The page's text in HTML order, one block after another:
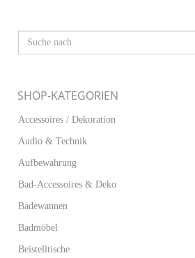
SHOP-KATEGORIEN
Accessoires / Dekoration
Audio & Technik
Aufbewahrung
Bad-Accessoires & Deko
Badewannen
Badmöbel
Beistelltische